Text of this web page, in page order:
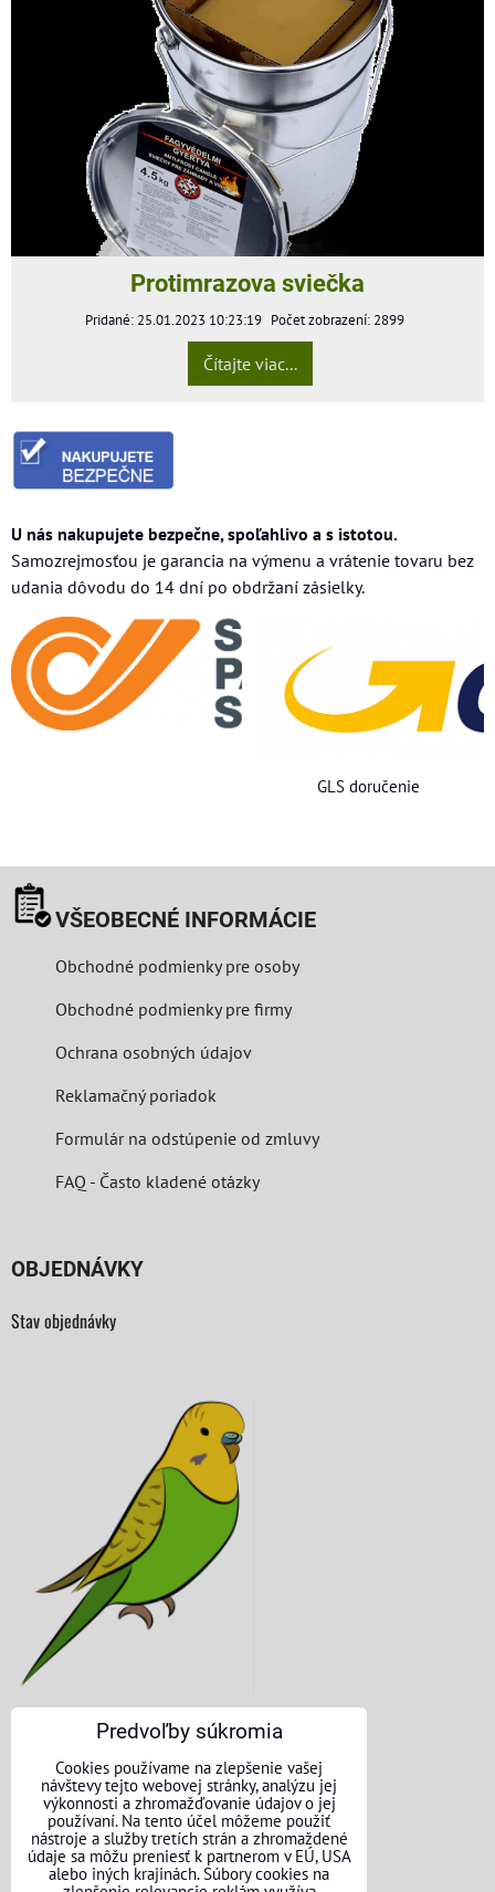
Protimrazova sviečka
Pridané: 25.01.2023 10:23:19 Počet zobrazení: 2899
Čítajte viac...
U nás nakupujete bezpečne, spoľahlivo a s istotou.
Samozrejmosťou je garancia na výmenu a vrátenie tovaru bez
udania dôvodu do 14 dní po obdržaní zásielky.
GLS doručenie
VŠEOBECNÉ INFORMÁCIE
Obchodné podmienky pre osoby
Obchodné podmienky pre firmy
Ochrana osobných údajov
Reklamačný poriadok
Formulár na odstúpenie od zmluvy
FAQ - Často kladené otázky
OBJEDNÁVKY
Stav objednávky
KONTAKTNÉ ÚDAJE
O nás
Kontakt
Požičovňa náradia
Predvoľby súkromia
Cookies používame na zlepšenie vašej
návštevy tejto webovej stránky, analýzu jej
výkonnosti a zhromažďovanie údajov o jej
používaní. Na tento účel môžeme použiť
nástroje a služby tretích strán a zhromaždené
údaje sa môžu preniesť k partnerom v EÚ, USA
alebo iných krajinách. Súbory cookies na